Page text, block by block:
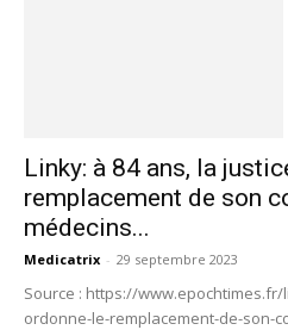
Linky: à 84 ans, la
remplacement de son
médecins...
Medicatrix - 29 septembre 2023
Source : https://
ordonne-le-remplacement-de-son-